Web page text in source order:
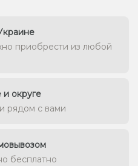
приобрести из любой
и округе
рядом с вами
бесплатно